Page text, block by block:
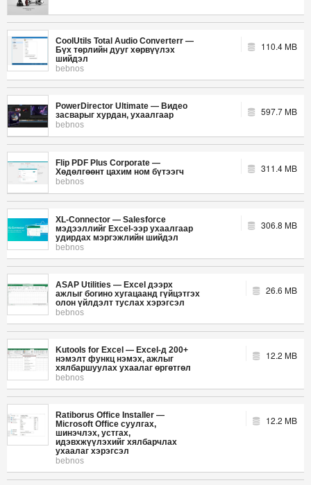
CoolUtils Total Audio Converterr —
Бүх төрлийн дууг хөрвүүлэх
шийдэл
bebnos
110.4 MB
PowerDirector Ultimate — Видео
засварыг хурдан, ухаалгаар
bebnos
597.7 MB
Flip PDF Plus Corporate —
Хөдөлгөөнт цахим ном бүтээгч
bebnos
311.4 MB
XL-Connector — Salesforce
мэдээллийг Excel-ээр ухаалгаар
удирдах мэргэжлийн шийдэл
bebnos
306.8 MB
ASAP Utilities — Excel дээрх
ажлыг богино хугацаанд гүйцэтгэх
олон үйлдэлт туслах хэрэгсэл
bebnos
26.6 MB
Kutools for Excel — Excel-д 200+
нэмэлт функц нэмэх, ажлыг
хялбаршуулах ухаалаг өргөтгөл
bebnos
12.2 MB
Ratiborus Office Installer —
Microsoft Office суулгах,
шинэчлэх, устгах,
идэвхжүүлэхийг хялбарчлах
ухаалаг хэрэгсэл
bebnos
12.2 MB